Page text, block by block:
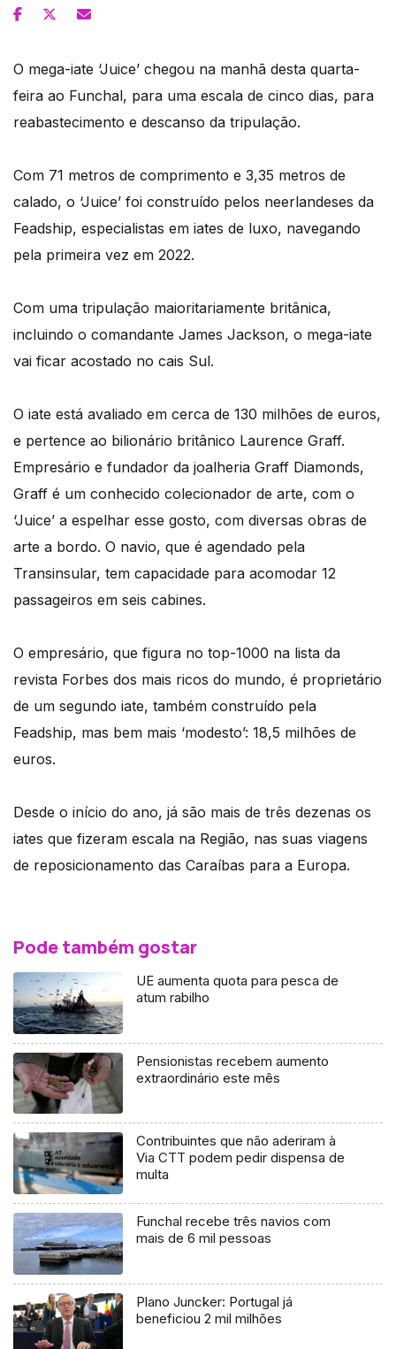
O mega-iate ‘Juice’ chegou na manhã desta quarta-
feira ao Funchal, para uma escala de cinco dias, para
reabastecimento e descanso da tripulação.
Com 71 metros de comprimento e 3,35 metros de
calado, o ‘Juice’ foi construído pelos neerlandeses da
Feadship, especialistas em iates de luxo, navegando
pela primeira vez em 2022.
Com uma tripulação maioritariamente britânica,
incluindo o comandante James Jackson, o mega-iate
vai ficar acostado no cais Sul.
O iate está avaliado em cerca de 130 milhões de euros,
e pertence ao bilionário britânico Laurence Graff.
Empresário e fundador da joalheria Graff Diamonds,
Graff é um conhecido colecionador de arte, com o
‘Juice’ a espelhar esse gosto, com diversas obras de
arte a bordo. O navio, que é agendado pela
Transinsular, tem capacidade para acomodar 12
passageiros em seis cabines.
O empresário, que figura no top-1000 na lista da
revista Forbes dos mais ricos do mundo, é proprietário
de um segundo iate, também construído pela
Feadship, mas bem mais ‘modesto’: 18,5 milhões de
euros.
Desde o início do ano, já são mais de três dezenas os
iates que fizeram escala na Região, nas suas viagens
de reposicionamento das Caraíbas para a Europa.
Pode também gostar
UE aumenta quota para pesca de
atum rabilho
Pensionistas recebem aumento
extraordinário este mês
Contribuintes que não aderiram à
Via CTT podem pedir dispensa de
multa
Funchal recebe três navios com
mais de 6 mil pessoas
Plano Juncker: Portugal já
beneficiou 2 mil milhões